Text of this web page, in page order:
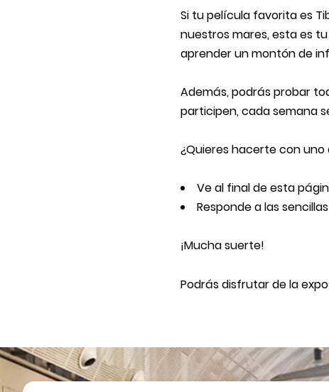
Si tu película favorita es
nuestros mares, esta es
aprender un montón de
Además, podrás probar
participen, cada semana
¿Quieres hacerte con uno
Ve al final de esta
Responde a las
¡Mucha suerte!
Podrás disfrutar de la